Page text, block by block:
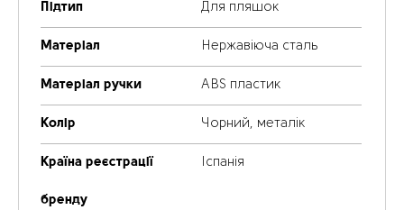
Підтип Для пляшок
Матеріал Нержавіюча сталь
Матеріал ручки ABS пластик
Колір Чорний, металік
Країна реєстрації
бренду
Іспанія